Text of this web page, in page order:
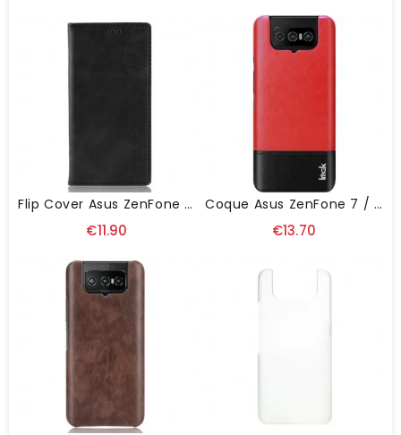
Flip Cover Asus ZenFone 7 / 7 Pro Effet Cuir Vintage Stylisé
€11.90
Coque Asus ZenFone 7 / 7 ProIMAK Ruiyi Series Effet Cuir
€13.70